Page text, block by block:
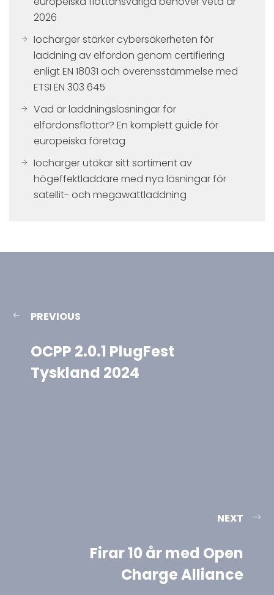
2026
Iocharger stärker cybersäkerheten för
laddning av elfordon genom certifiering
enligt EN 18031 och överensstämmelse med
ETSI EN 303 645
Vad är laddningslösningar för
elfordonsflottor? En komplett guide för
europeiska företag
Iocharger utökar sitt sortiment av
högeffektladdare med nya lösningar för
satellit- och megawattladdning
PREVIOUS
OCPP 2.0.1 PlugFest
Tyskland 2024
NEXT
Firar 10 år med Open
Charge Alliance